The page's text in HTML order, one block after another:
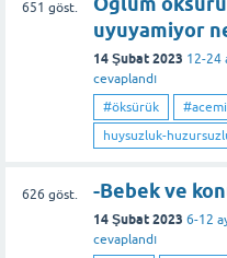
651 göst.
uyuyamiyor
14 Şubat 2023 12-24
cevaplandı
#öksürük
huysuzluk-
626 göst. -Bebek ve
14 Şubat 2023 6-12
cevaplandı